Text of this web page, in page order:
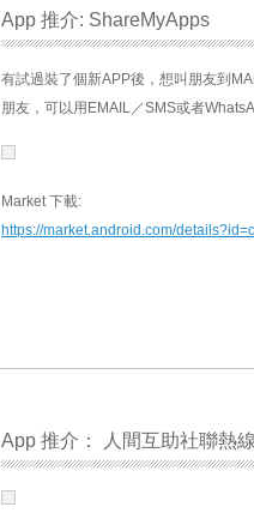
App 推介: ShareMyApps
有試過裝了個新APP後，想叫朋友到
朋友，可以用EMAIL／SMS或者
Market 下載:
https://market.android.com/
App 推介： 人間互助社聯熱線